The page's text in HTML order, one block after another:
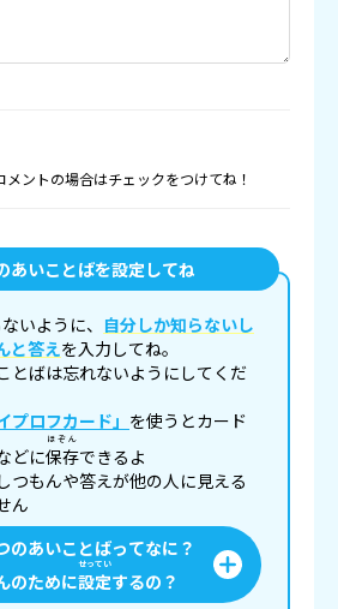
ントの場合はチェックをつけてね！
あいことばを設定してね
いように、 自分しか知らないし
と答えを入力してね。
とばは忘れないようにしてくだ
プロフカード」 を使うとカード
どに保存
ほぞん
できるよ
つもんや答えが他の人に見える
ん
のあいことばってなに？
のために設定
せってい
するの？